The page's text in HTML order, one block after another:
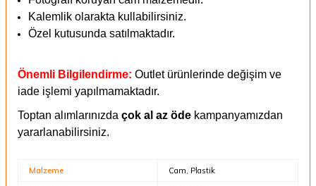
Kalemlik olarakta kullabilirsiniz.
Özel kutusunda satılmaktadır.
Önemli Bilgilendirme: Outlet ürünlerinde değişim ve
iade işlemi yapılmamaktadır.
Toptan alımlarınızda çok al az öde kampanyamızdan
yararlanabilirsiniz.
Malzeme Cam, Plastik